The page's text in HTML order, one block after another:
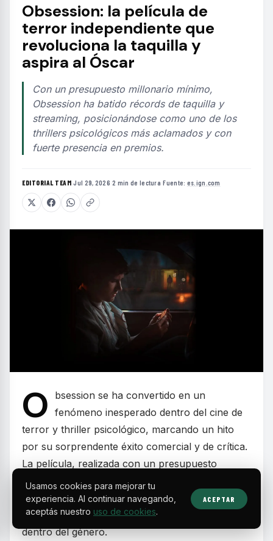
Obsession: la película de
terror independiente que
revoluciona la taquilla y
aspira al Óscar
Con un presupuesto millonario mínimo,
Obsession ha batido récords de taquilla y
streaming, posicionándose como uno de los
thrillers psicológicos más aclamados y con
fuerte presencia en premios.
EDITORIAL TEAM·Jul 29, 2026·2 min de lectura·Fuente: es.ign.com
O
bsession se ha convertido en un
fenómeno inesperado dentro del cine de
terror y thriller psicológico, marcando un hito
por su sorprendente éxito comercial y de crítica.
La película, realizada con un presupuesto
inferior al millón de dólares, ha logrado recaudar
casi 450 millones a nivel mundial, algo casi
inaudito para una producción independiente
dentro del género.
Usamos cookies para mejorar tu
experiencia. Al continuar navegando,
aceptás nuestro uso de cookies.
ACEPTAR